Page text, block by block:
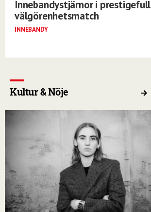
Innebandystjärnor i prestigefull
välgörenhetsmatch
INNEBANDY
Kultur & Nöje